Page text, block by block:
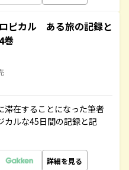
ピカル ある旅の記録と
巻
滞在することになった筆者
カルな45日間の記録と記
詳細を見る